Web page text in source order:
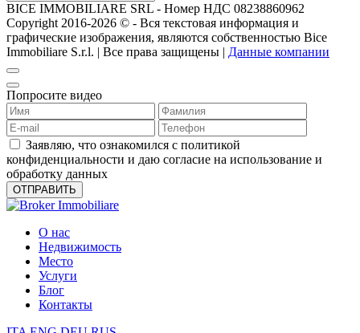
BICE IMMOBILIARE SRL - Номер НДС 08238860962
Copyright 2016-2026 ©️ - Вся текстовая информация и
графические изображения, являются собственностью Bice
Immobiliare S.r.l. | Все права защищены | Данные компании
Попросите видео
Заявляю, что ознакомился с политикой
конфиденциальности и даю согласие на использование и
обработку данных
О нас
Недвижимость
Место
Услуги
Блог
Контакты